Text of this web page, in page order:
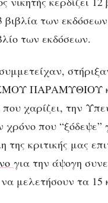
βιβλία των
των εκδόσεων.
ΠΑΡΑΜΥΘΙΟΥ
χαρίζει, την
χρόνο που
κριτικής μας
για την άψογη
μελετήσουν τα 15